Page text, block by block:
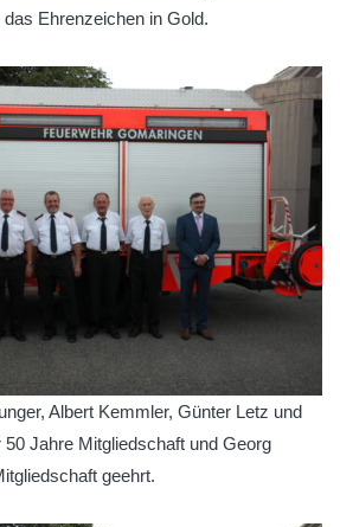
Ehrenzeichen in Gold.
Albert Kemmler, Günter Letz und
Jahre Mitgliedschaft und Georg
geehrt.